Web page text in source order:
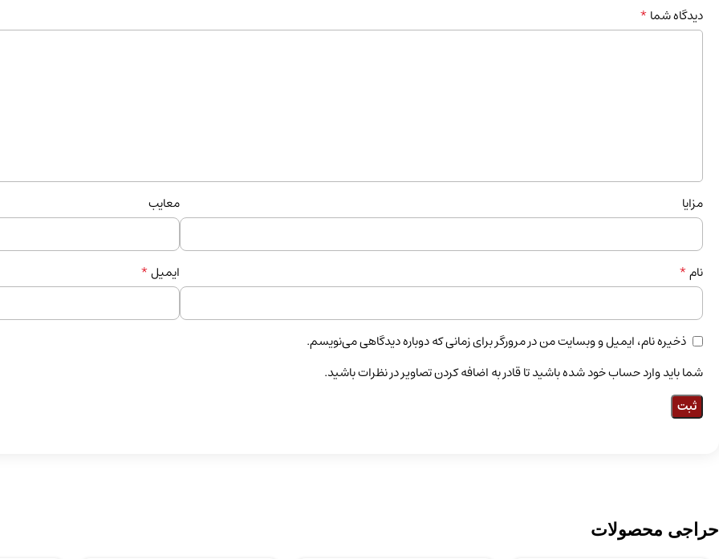
دیدگاه شما*
مزایا معایب
نام* ایمیل*
ذخیره نام، ایمیل و وبسایت من در مرورگر برای زمانی که دوباره دیدگاهی می‌نویسم.
شما باید وارد حساب خود شده باشید تا قادر به اضافه کردن تصاویر در نظرات باشید.
حراجی محصولات